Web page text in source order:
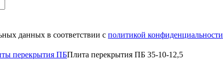
данных в соответствии с политикой конфиденциальности
перекрытия ПБПлита перекрытия ПБ 35-10-12,5